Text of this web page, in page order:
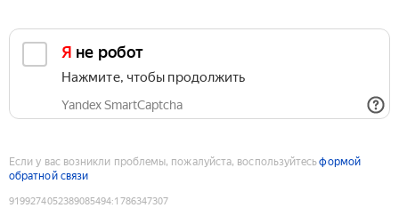
Я не робот
Нажмите, чтобы продолжить
Yandex SmartCaptcha
Если у вас возникли проблемы, пожалуйста, воспользуйтесьформой
обратной связи
9199274052389085494:1786347307